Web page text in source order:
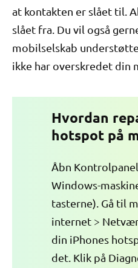
at kontakten er slået til.
slået fra. Du vil også
mobilselskab
ikke har overskredet din
Hvordan
hotspot på
Åbn
Windows-
tasterne). Gå til
internet >
din iPhones
det. Klik på